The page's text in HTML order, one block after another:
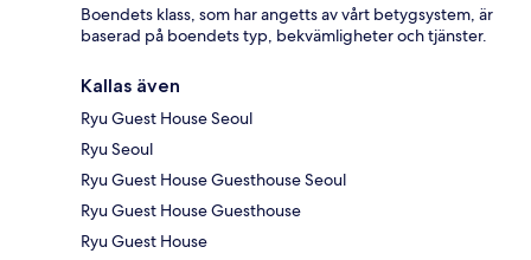
Boendets klass, som har angetts av vårt betygsystem, är
baserad på boendets typ, bekvämligheter och tjänster.
Kallas även
Ryu Guest House Seoul
Ryu Seoul
Ryu Guest House Guesthouse Seoul
Ryu Guest House Guesthouse
Ryu Guest House